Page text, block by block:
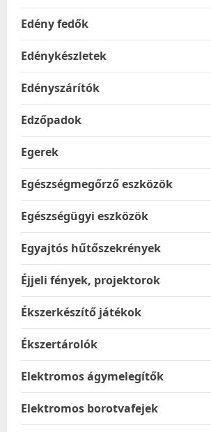
Edény fedők
Edénykészletek
Edényszárítók
Edzőpadok
Egerek
Egészségmegőrző eszközök
Egészségügyi eszközök
Egyajtós hűtőszekrények
Éjjeli fények, projektorok
Ékszerkészítő játékok
Ékszertárolók
Elektromos ágymelegítők
Elektromos borotvafejek